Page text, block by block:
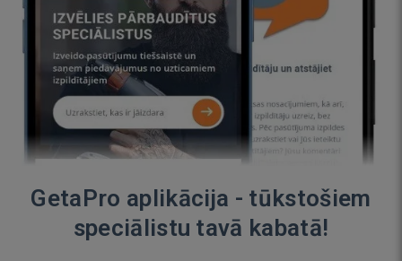
GetaPro aplikācija - tūkstošiem
speciālistu tavā kabatā!